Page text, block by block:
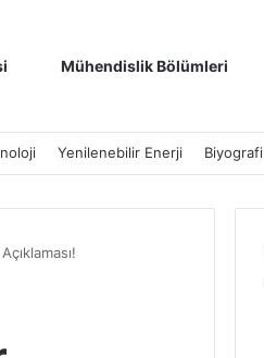
Mühendislik Bölümleri
Yenilenebilir Enerji Biyografi